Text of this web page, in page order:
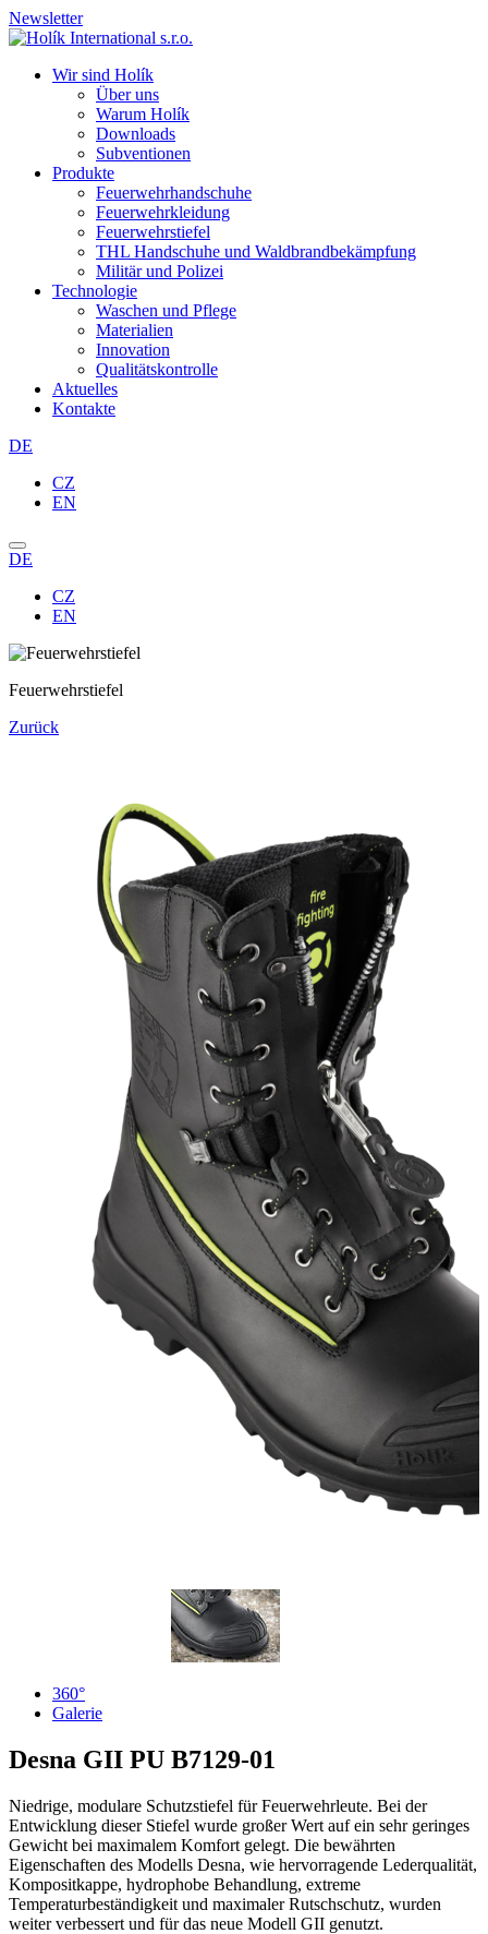
Newsletter
Wir sind Holík
Über uns
Warum Holík
Downloads
Subventionen
Produkte
Feuerwehrhandschuhe
Feuerwehrkleidung
Feuerwehrstiefel
THL Handschuhe und Waldbrandbekämpfung
Militär und Polizei
Technologie
Waschen und Pflege
Materialien
Innovation
Qualitätskontrolle
Aktuelles
Kontakte
DE
CZ
EN
DE
CZ
EN
Feuerwehrstiefel
Zurück
360°
Galerie
Desna GII PU B7129-01
Niedrige, modulare Schutzstiefel für Feuerwehrleute. Bei der
Entwicklung dieser Stiefel wurde großer Wert auf ein sehr geringes
Gewicht bei maximalem Komfort gelegt. Die bewährten
Eigenschaften des Modells Desna, wie hervorragende Lederqualität,
Kompositkappe, hydrophobe Behandlung, extreme
Temperaturbeständigkeit und maximaler Rutschschutz, wurden
weiter verbessert und für das neue Modell GII genutzt.